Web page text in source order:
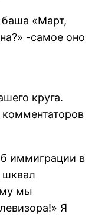
«Март,
-самое оно
круга.
иммиграции в
шквал
мы
Я